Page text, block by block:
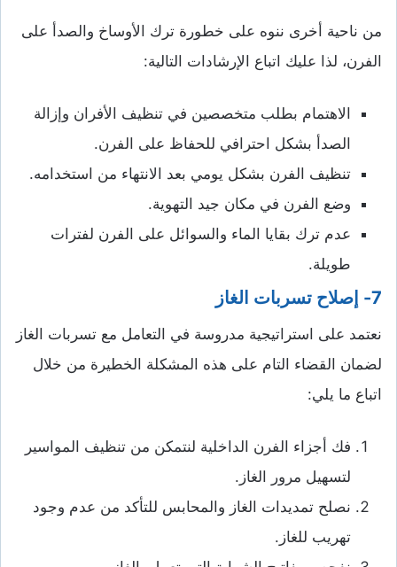
من ناحية أخرى ننوه على خطورة ترك الأوساخ والصدأ على
الفرن، لذا عليك اتباع الإرشادات التالية:
الاهتمام بطلب متخصصين في تنظيف الأفران وإزالة
الصدأ بشكل احترافي للحفاظ على الفرن.
تنظيف الفرن بشكل يومي بعد الانتهاء من استخدامه.
وضع الفرن في مكان جيد التهوية.
عدم ترك بقايا الماء والسوائل على الفرن لفترات
طويلة.
7- إصلاح تسربات الغاز
نعتمد على استراتيجية مدروسة في التعامل مع تسربات الغاز
لضمان القضاء التام على هذه المشكلة الخطيرة من خلال
اتباع ما يلي:
فك أجزاء الفرن الداخلية لنتمكن من تنظيف المواسير
لتسهيل مرور الغاز.
نصلح تمديدات الغاز والمحابس للتأكد من عدم وجود
تهريب للغاز.